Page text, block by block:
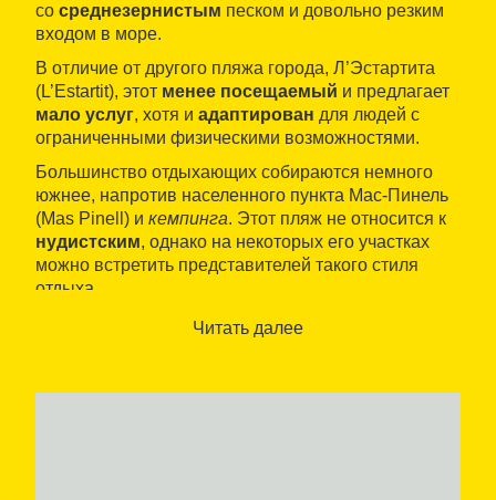
со среднезернистым песком и довольно резким
входом в море.
В отличие от другого пляжа города, Л’Эстартита
(L’Estartit), этот менее посещаемый и предлагает
мало услуг, хотя и адаптирован для людей с
ограниченными физическими возможностями.
Большинство отдыхающих собираются немного
южнее, напротив населенного пункта Мас-Пинель
(Mas Pinell) и кемпинга. Этот пляж не относится к
нудистским, однако на некоторых его участках
можно встретить представителей такого стиля
отдыха.
В ветреные дни здесь обычно собираются
рыбной ловли на удочку.
Читать далее